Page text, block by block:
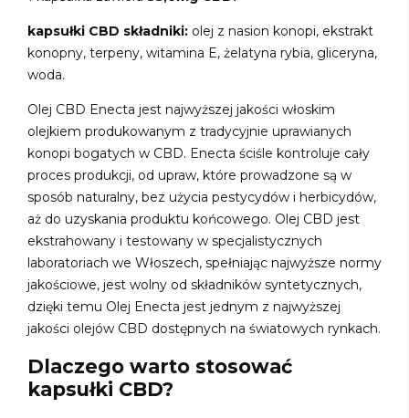
kapsułki CBD składniki: olej z nasion konopi, ekstrakt
konopny, terpeny, witamina E, żelatyna rybia, gliceryna,
woda.
Olej CBD Enecta jest najwyższej jakości włoskim
olejkiem produkowanym z tradycyjnie uprawianych
konopi bogatych w CBD. Enecta ściśle kontroluje cały
proces produkcji, od upraw, które prowadzone są w
sposób naturalny, bez użycia pestycydów i herbicydów,
aż do uzyskania produktu końcowego. Olej CBD jest
ekstrahowany i testowany w specjalistycznych
laboratoriach we Włoszech, spełniając najwyższe normy
jakościowe, jest wolny od składników syntetycznych,
dzięki temu Olej Enecta jest jednym z najwyższej
jakości olejów CBD dostępnych na światowych rynkach.
Dlaczego warto stosować
kapsułki CBD?